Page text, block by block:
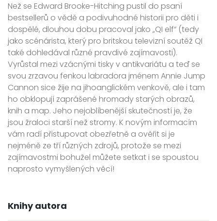
Než se Edward Brooke-Hitching pustil do psaní
bestsellerů o vědě a podivuhodné historii pro děti i
dospělé, dlouhou dobu pracoval jako „QI elf“ (tedy
jako scénárista, který pro britskou televizní soutěž QI
také dohledával různé pravdivé zajímavosti).
Vyrůstal mezi vzácnými tisky v antikvariátu a teď se
svou zrzavou fenkou labradora jménem Annie Jump
Cannon sice žije na jihoanglickém venkově, ale i tam
ho obklopují zaprášené hromady starých obrazů,
knih a map. Jeho nejoblíbenější skutečností je, že
jsou žraloci starší než stromy. K novým informacím
vám radí přistupovat obezřetně a ověřit si je
nejméně ze tří různých zdrojů, protože se mezi
zajímavostmi bohužel můžete setkat i se spoustou
naprosto vymyšlených věcí!
Knihy autora